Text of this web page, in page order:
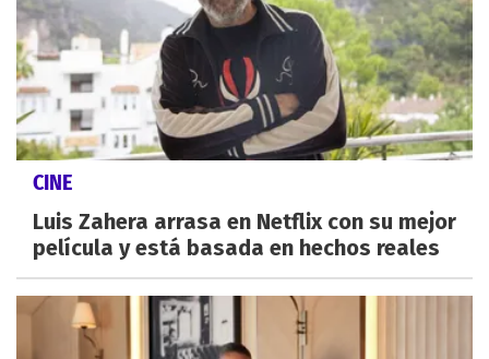
CINE
Luis Zahera arrasa en Netflix con su mejor
película y está basada en hechos reales